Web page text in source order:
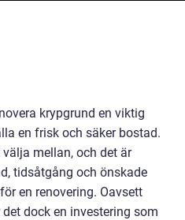
krypgrund en viktig
en frisk och säker bostad.
mellan, och det är
tidsåtgång och önskade
en renovering. Oavsett
dock en investering som